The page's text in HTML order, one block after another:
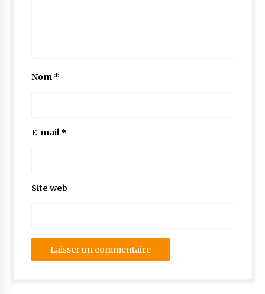
Nom *
E-mail*
Site web